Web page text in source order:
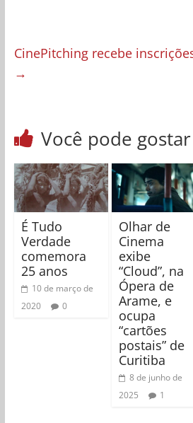
CinePitching recebe
→
Você pode
É Tudo
Verdade
comemora
25 anos
10 de março de
2020
0
Olhar de
Cinema
exibe
“Cloud”, na
Ópera de
Arame, e
ocupa
“cartões
postais” de
Curitiba
8 de junho de
2025
1